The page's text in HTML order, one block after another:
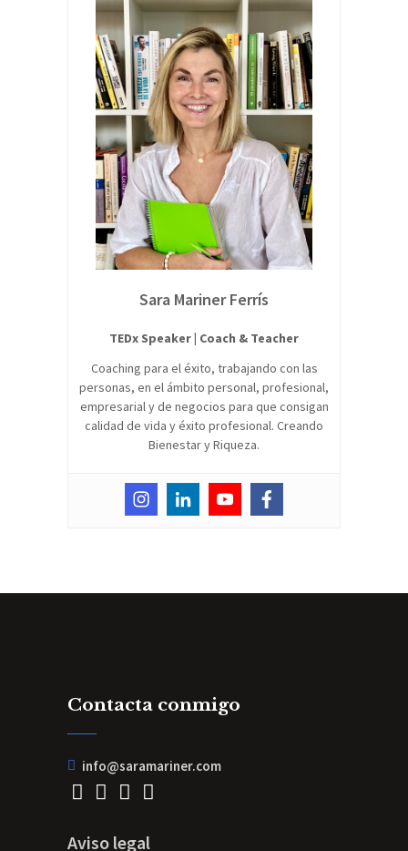
Sara Mariner Ferrís
TEDx Speaker | Coach & Teacher
Coaching para el éxito, trabajando con las
personas, en el ámbito personal, profesional,
empresarial y de negocios para que consigan
calidad de vida y éxito profesional. Creando
Bienestar y Riqueza.
Contacta conmigo
info@saramariner.com
Aviso legal